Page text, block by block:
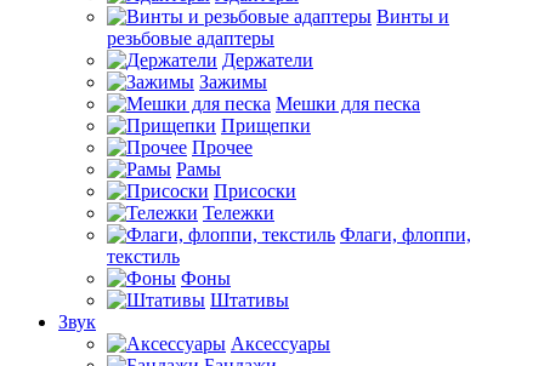
Винты и
резьбовые адаптеры
Держатели
Зажимы
Мешки для песка
Прищепки
Прочее
Рамы
Присоски
Тележки
Флаги, флоппи,
текстиль
Фоны
Штативы
Звук
Аксессуары